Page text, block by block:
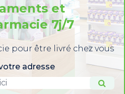
et
7j/7
pour être livré chez vous
adresse